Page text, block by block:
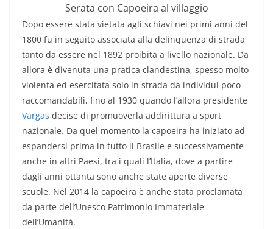
Serata con Capoeira al villaggio
Dopo essere stata vietata agli schiavi nei primi anni del
1800 fu in seguito associata alla delinquenza di strada
tanto da essere nel 1892 proibita a livello nazionale. Da
allora è divenuta una pratica clandestina, spesso molto
violenta ed esercitata solo in strada da individui poco
raccomandabili, fino al 1930 quando l’allora presidente
Vargas decise di promuoverla addirittura a sport
nazionale. Da quel momento la capoeira ha iniziato ad
espandersi prima in tutto il Brasile e successivamente
anche in altri Paesi, tra i quali l’Italia, dove a partire
dagli anni ottanta sono anche state aperte diverse
scuole. Nel 2014 la capoeira è anche stata proclamata
da parte dell’Unesco Patrimonio Immateriale
dell’Umanità.